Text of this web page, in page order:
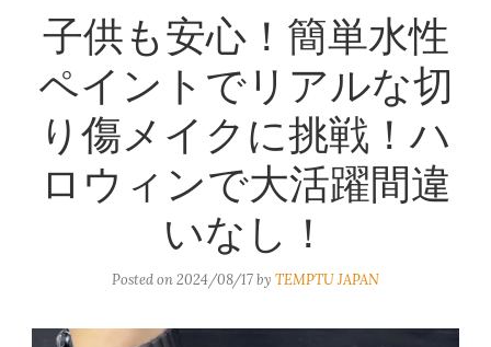
子供も安心！簡単水性
ペイントでリアルな切
り傷メイクに挑戦！ハ
ロウィンで大活躍間違
いなし！
Posted on2024/08/17by TEMPTU JAPAN